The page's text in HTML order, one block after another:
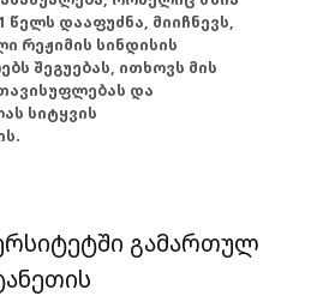
წელს დააფუძნა, მიიჩნევს,
რეჟიმის სინდისის
შეგუებას, ითხოვს მის
და
სიტყვის
გამართულ